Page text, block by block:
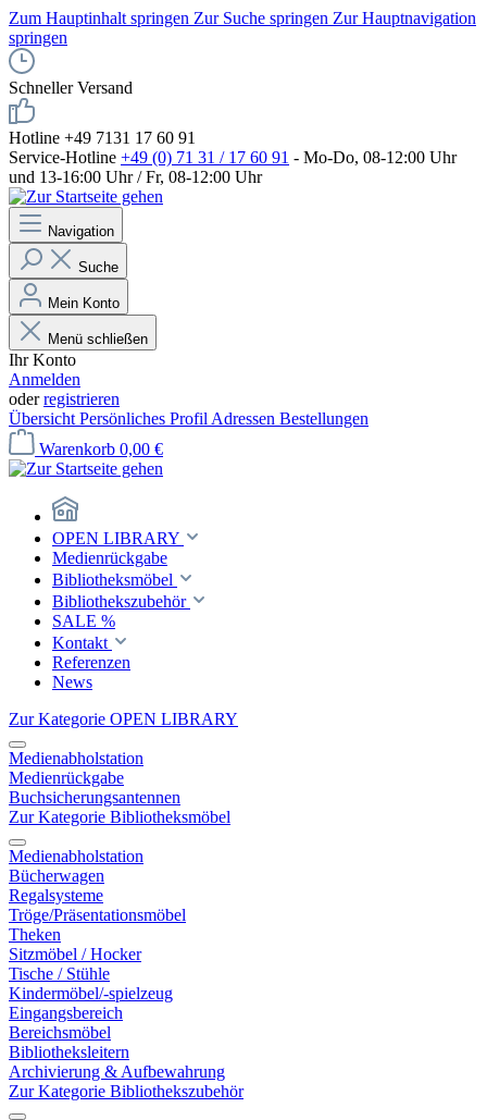
Zum Hauptinhalt springen Zur Suche springen Zur Hauptnavigation
springen
Schneller Versand
Hotline +49 7131 17 60 91
Service-Hotline +49 (0) 71 31 / 17 60 91 - Mo-Do, 08-12:00 Uhr
und 13-16:00 Uhr / Fr, 08-12:00 Uhr
Navigation
Suche
Mein Konto
Menü schließen
Ihr Konto
Anmelden
oderregistrieren
Übersicht Persönliches Profil Adressen Bestellungen
Warenkorb 0,00 €
OPEN LIBRARY
Medienrückgabe
Bibliotheksmöbel
Bibliothekszubehör
SALE %
Kontakt
Referenzen
News
Zur Kategorie OPEN LIBRARY
Medienabholstation
Medienrückgabe
Buchsicherungsantennen
Zur Kategorie Bibliotheksmöbel
Medienabholstation
Bücherwagen
Regalsysteme
Tröge/Präsentationsmöbel
Theken
Sitzmöbel / Hocker
Tische / Stühle
Kindermöbel/-spielzeug
Eingangsbereich
Bereichsmöbel
Bibliotheksleitern
Archivierung & Aufbewahrung
Zur Kategorie Bibliothekszubehör